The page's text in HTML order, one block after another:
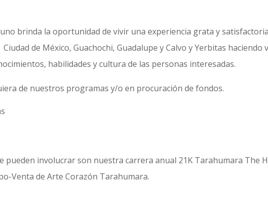
brinda la oportunidad de vivir una experiencia grata y
de México, Guachochi, Guadalupe y Calvo y Yerbitas
habilidades y cultura de las personas interesadas.
de nuestros programas y/o en procuración de fondos.
pueden involucrar son nuestra carrera anual 21K Tarahumara The
Venta de Arte Corazón Tarahumara.